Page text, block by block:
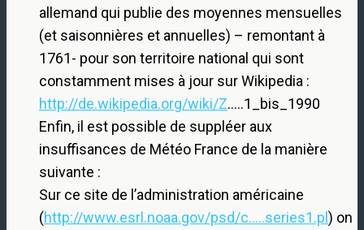
allemand qui publie des moyennes mensuelles
(et saisonnières et annuelles) – remontant à
1761- pour son territoire national qui sont
constamment mises à jour sur Wikipedia :
http://de.wikipedia.org/wiki/Z…..1_bis_1990
Enfin, il est possible de suppléer aux
insuffisances de Météo France de la manière
suivante :
Sur ce site de l’administration américaine
(http://www.esrl.noaa.gov/psd/c.....series1.pl) on